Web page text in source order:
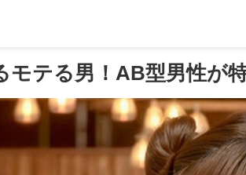
モテる男！AB型男性が